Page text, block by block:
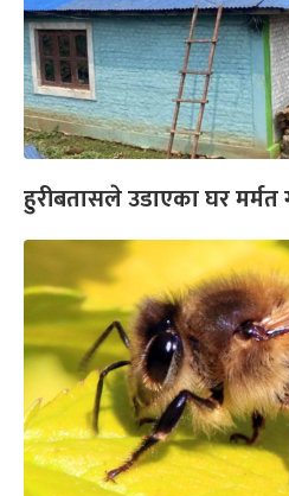
हुरीबतासले उडाएका घर मर्मत